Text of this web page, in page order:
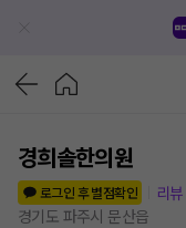
경희솔한의원
로그인 후 별점확인
리뷰
경기도 파주시 문산읍